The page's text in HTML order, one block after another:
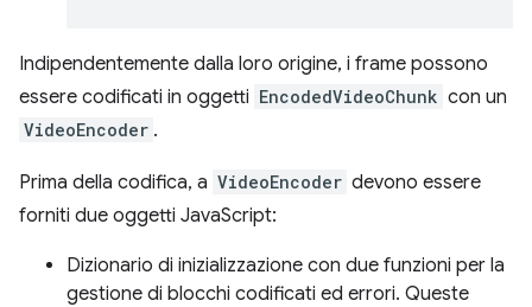
Indipendentemente dalla loro origine, i frame possono
essere codificati in oggetti EncodedVideoChunk con un
VideoEncoder .
Prima della codifica, a VideoEncoder devono essere
forniti due oggetti JavaScript:
Dizionario di inizializzazione con due funzioni per la
gestione di blocchi codificati ed errori. Queste